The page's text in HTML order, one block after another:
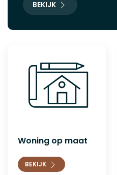
BEKIJK
Woning op maat
BEKIJK